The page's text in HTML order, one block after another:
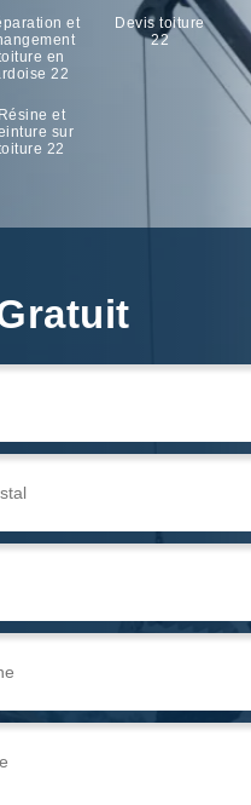
et
en
22
Devis toiture
22
Résine et
sur
22